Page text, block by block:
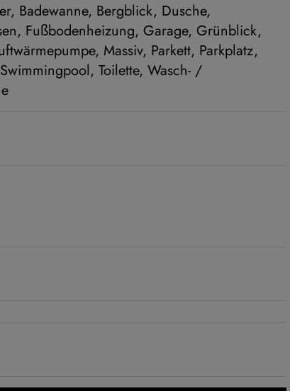
Badewanne Bergblick Dusche
Fußbodenheizung Garage Grünblick
Massiv Parkett Parkplatz
Swimmingpool Toilette Wasch- /